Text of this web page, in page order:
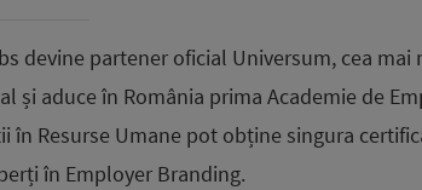
devine partener oficial Universum, cea mai
și aduce în România prima Academie de
Resurse Umane pot obține singura
în Employer Branding.